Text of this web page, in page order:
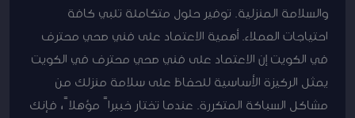
والسلامة المنزلية. توفير حلول متكاملة تلبي كافة
احتياجات العملاء. أهمية الاعتماد على فني صحي محترف
في الكويت إن الاعتماد على فني صحي محترف في الكويت
يمثل الركيزة الأساسية للحفاظ على سلامة منزلك من
مشاكل السباكة المتكررة. عندما تختار خبيراً مؤهلاً، فإنك